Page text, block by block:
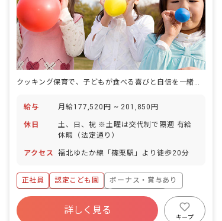
クッキング保育で、子どもが食べる喜びと自信を一緒につかむ瞬間に立ち会えます。
給与 月給177,520円 ~ 201,850円
休日
土、日、祝 ※土曜は交代制で隔週 有給
休暇（法定通り）
アクセス 福北ゆたか線「篠栗駅」より徒歩20分
正社員 認定こども園
ボーナス・賞与あり
寮・住宅・家賃補助あり
社会保険完備
福利厚生充実 残業少なめ
詳しく見る
キープ